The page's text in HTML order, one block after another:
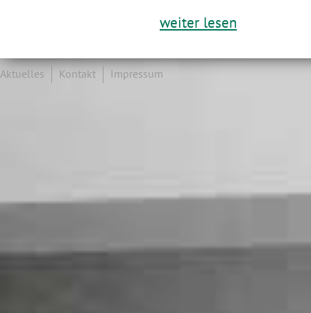
weiter lesen
Aktuelles Kontakt Impressum